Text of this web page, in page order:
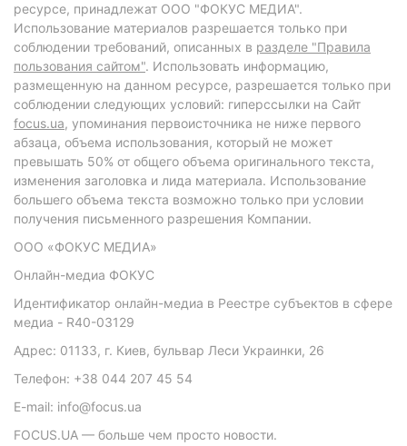
ресурсе, принадлежат ООО "ФОКУС МЕДИА".
Использование материалов разрешается только при
соблюдении требований, описанных в разделе "Правила
пользования сайтом". Использовать информацию,
размещенную на данном ресурсе, разрешается только при
соблюдении следующих условий: гиперссылки на Сайт
focus.ua, упоминания первоисточника не ниже первого
абзаца, объема использования, который не может
превышать 50% от общего объема оригинального текста,
изменения заголовка и лида материала. Использование
большего объема текста возможно только при условии
получения письменного разрешения Компании.
ООО «ФОКУС МЕДИА»
Онлайн-медиа ФОКУС
Идентификатор онлайн-медиа в Реестре субъектов в сфере
медиа - R40-03129
Адрес: 01133, г. Киев, бульвар Леси Украинки, 26
Телефон: +38 044 207 45 54
E-mail: info@focus.ua
FOCUS.UA — больше чем просто новости.